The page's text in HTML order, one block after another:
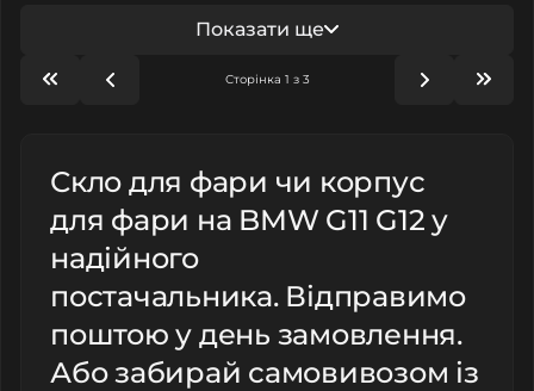
Показати ще
Сторінка 1 з 3
Скло для фари чи корпус
для фари на BMW G11 G12 у
надійного
постачальника. Відправимо
поштою у день замовлення.
Або забирай самовивозом із